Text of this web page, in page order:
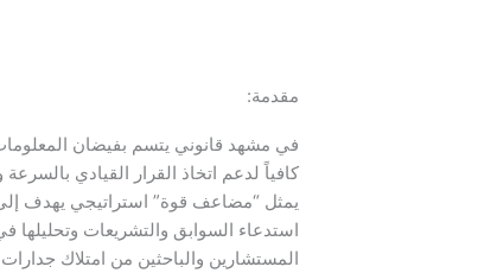
مقدمة:
في مشهد قانوني يتسم بفيضان
يمثل “مضاعف قوة” استراتيجي يهدف إلى
استدعاء السوابق والتشريعات وتحليلها
المستشارين والباحثين من امتلاك جدارات